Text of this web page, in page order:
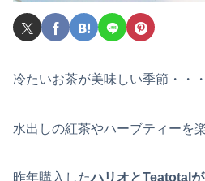
冷たいお茶が美味しい季節・・・
水出しの紅茶やハーブティーを
昨年購入したハリオとTeatotal